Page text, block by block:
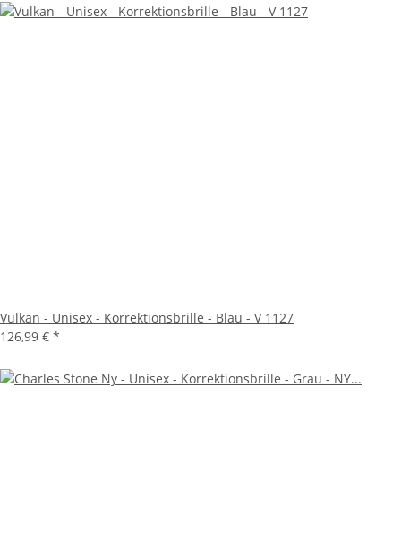
Vulkan - Unisex - Korrektionsbrille - Blau - V 1127
126,99 € *